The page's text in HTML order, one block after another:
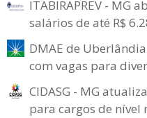
ITABIRAPREV - MG
salários de até R$
DMAE de
com vagas para
CIDASG - MG
para cargos de nível